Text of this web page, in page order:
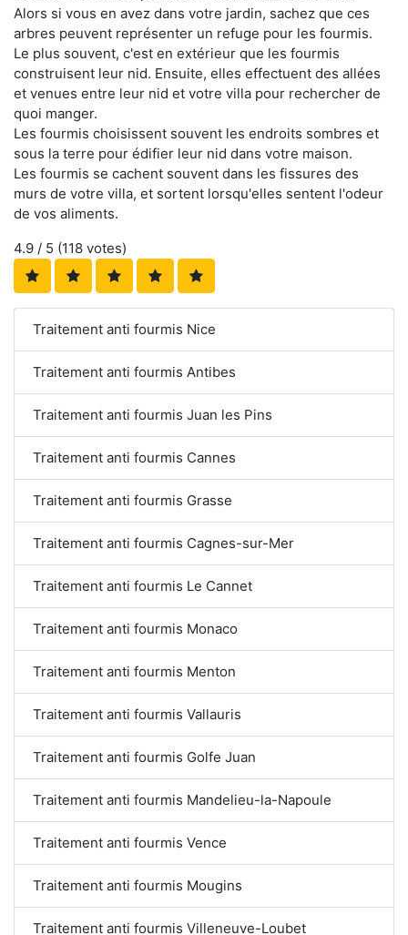
Alors si vous en avez dans votre jardin, sachez que ces
arbres peuvent représenter un refuge pour les fourmis.
Le plus souvent, c'est en extérieur que les fourmis
construisent leur nid. Ensuite, elles effectuent des allées
et venues entre leur nid et votre villa pour rechercher de
quoi manger.
Les fourmis choisissent souvent les endroits sombres et
sous la terre pour édifier leur nid dans votre maison.
Les fourmis se cachent souvent dans les fissures des
murs de votre villa, et sortent lorsqu'elles sentent l'odeur
de vos aliments.
4.9 / 5 (118 votes)
Traitement anti fourmis Nice
Traitement anti fourmis Antibes
Traitement anti fourmis Juan les Pins
Traitement anti fourmis Cannes
Traitement anti fourmis Grasse
Traitement anti fourmis Cagnes-sur-Mer
Traitement anti fourmis Le Cannet
Traitement anti fourmis Monaco
Traitement anti fourmis Menton
Traitement anti fourmis Vallauris
Traitement anti fourmis Golfe Juan
Traitement anti fourmis Mandelieu-la-Napoule
Traitement anti fourmis Vence
Traitement anti fourmis Mougins
Traitement anti fourmis Villeneuve-Loubet